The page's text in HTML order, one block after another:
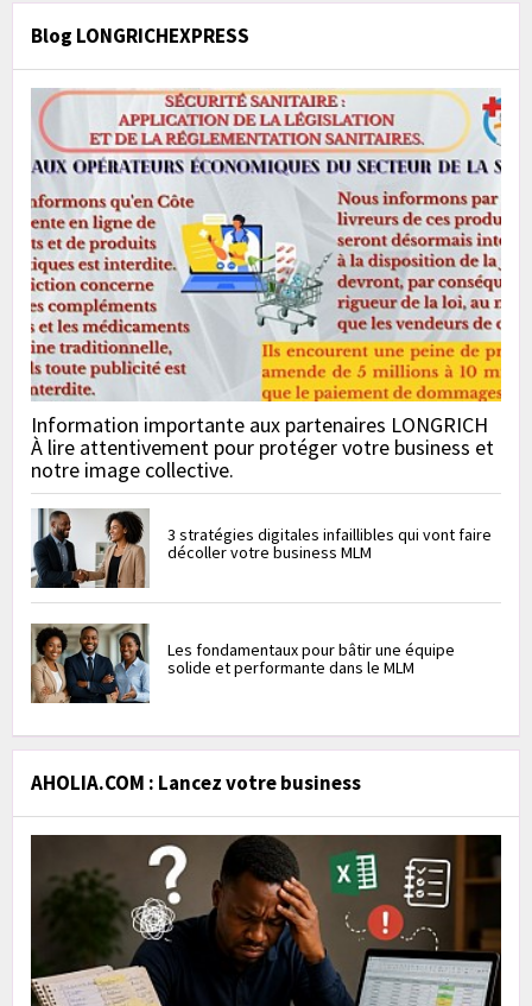
Blog LONGRICHEXPRESS
Information importante aux partenaires LONGRICH
À lire attentivement pour protéger votre business et
notre image collective.
3 stratégies digitales infaillibles qui vont faire
décoller votre business MLM
Les fondamentaux pour bâtir une équipe
solide et performante dans le MLM
AHOLIA.COM : Lancez votre business